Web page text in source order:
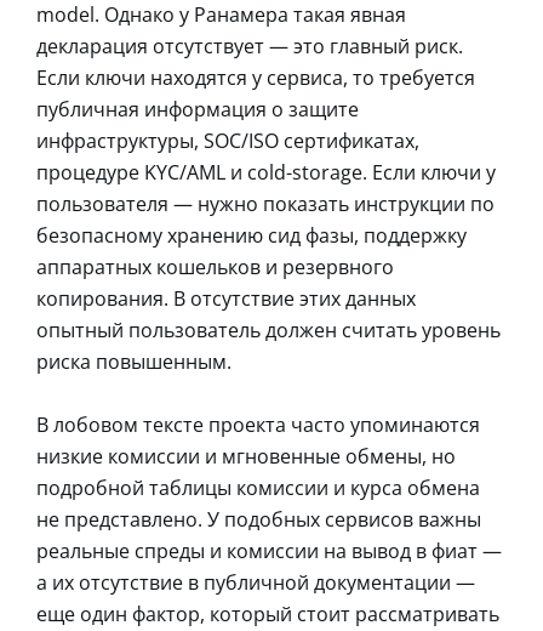
model. Однако у Ранамера такая явная
декларация отсутствует — это главный риск.
Если ключи находятся у сервиса, то требуется
публичная информация о защите
инфраструктуры, SOC/ISO сертификатах,
процедуре KYC/AML и cold-storage. Если ключи у
пользователя — нужно показать инструкции по
безопасному хранению сид фазы, поддержку
аппаратных кошельков и резервного
копирования. В отсутствие этих данных
опытный пользователь должен считать уровень
риска повышенным.
В лобовом тексте проекта часто упоминаются
низкие комиссии и мгновенные обмены, но
подробной таблицы комиссии и курса обмена
не представлено. У подобных сервисов важны
реальные спреды и комиссии на вывод в фиат —
а их отсутствие в публичной документации —
еще один фактор, который стоит рассматривать